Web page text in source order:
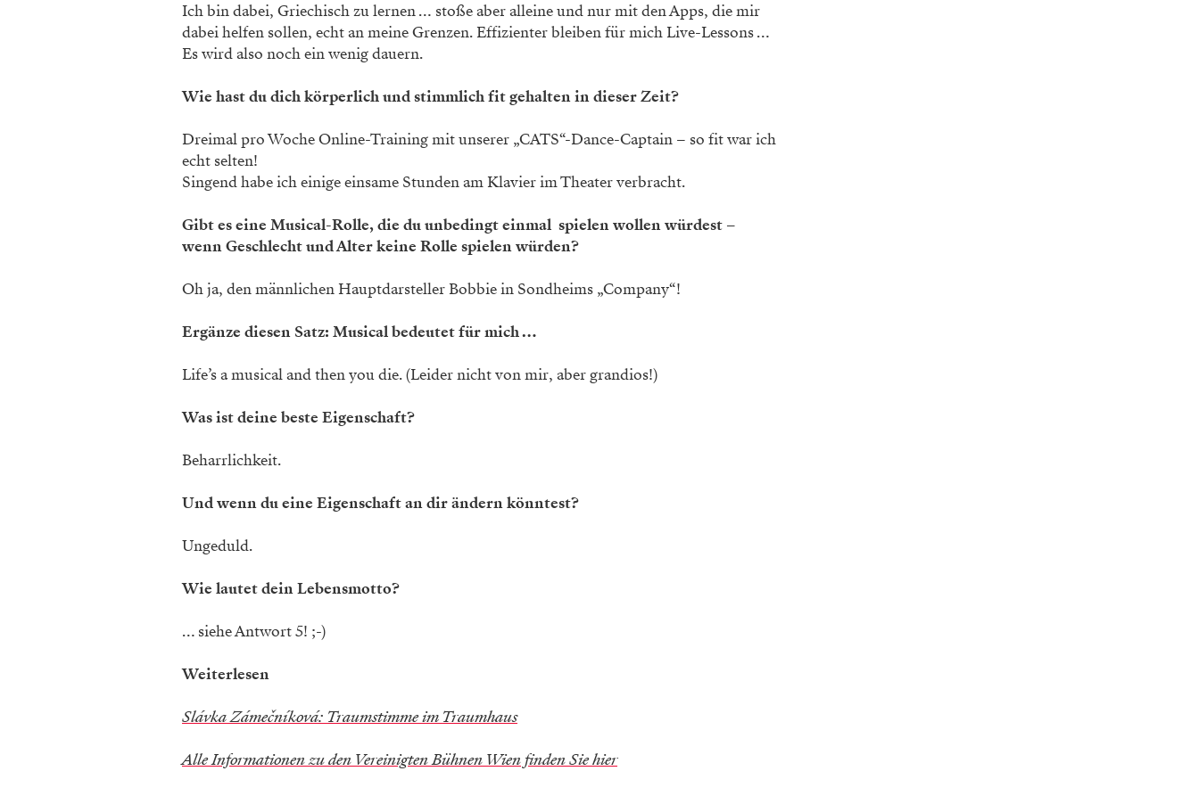
Ich bin dabei, Griechisch zu lernen … stoße aber alleine und nur mit den Apps, die mir
dabei helfen ­sollen, echt an meine Grenzen. Effizienter bleiben für mich Live-Lessons …
Es wird also noch ein wenig dauern.
Wie hast du dich körperlich und stimmlich fit gehalten in dieser Zeit?
Dreimal pro Woche Online-­Training mit unserer „CATS“-Dance-Captain – so fit war ich
echt selten!
Singend habe ich einige einsame Stunden am Klavier im Theater verbracht.
Gibt es eine Musical-Rolle, die du unbedingt einmal ­ spielen wollen würdest –
wenn Geschlecht und Alter keine Rolle spielen würden?
Oh ja, den männlichen Hauptdarsteller Bobbie in Sondheims „Company“!
Ergänze diesen Satz: ­Musical bedeutet für mich …
Life’s a musical and then you die. (Leider nicht von mir, aber grandios!)
Was ist deine beste Eigenschaft?
Beharrlichkeit.
Und wenn du eine ­Eigenschaft an dir ändern könntest?
Ungeduld.
Wie lautet dein Lebensmotto?
… siehe Antwort 5! ;-)
Weiterlesen
Slávka Zámečníková: Traumstimme im Traumhaus
Alle Informationen zu den Vereinigten Bühnen Wien finden Sie hier